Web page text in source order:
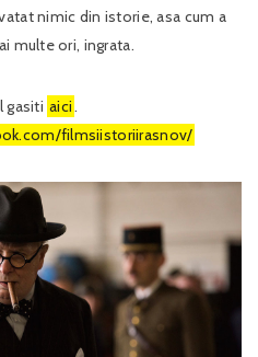
nimic din istorie, asa cum a
multe ori, ingrata.
gasiti aici.
filmsiistoriirasnov/